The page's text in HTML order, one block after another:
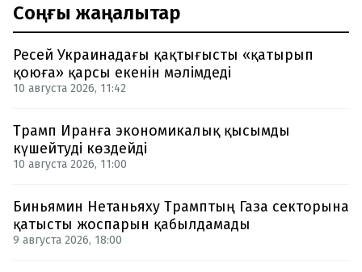
Соңғы жаңалықтар
Ресей Украинадағы қақтығысты «қатырып
қоюға» қарсы екенін мәлімдеді
10 августа 2026, 11:42
Трамп Иранға экономикалық қысымды
күшейтуді көздейді
10 августа 2026, 11:00
Биньямин Нетаньяху Трамптың Газа секторына
қатысты жоспарын қабылдамады
9 августа 2026, 18:00